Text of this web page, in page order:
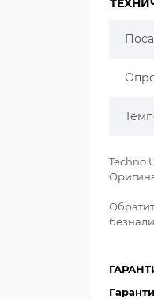
Techno